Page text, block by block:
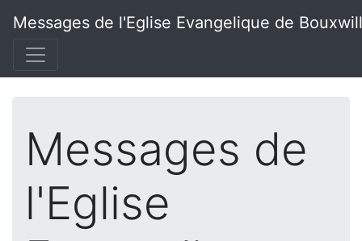
Messages de l'Eglise Evangelique de
Messages de
l'Eglise